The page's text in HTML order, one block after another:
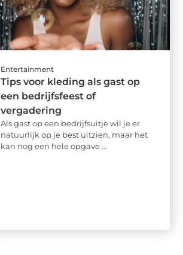
Entertainment
Tips voor kleding als gast op
een bedrijfsfeest of
vergadering
Als gast op een bedrijfsuitje wil je er
natuurlijk op je best uitzien, maar het
kan nog een hele opgave ...